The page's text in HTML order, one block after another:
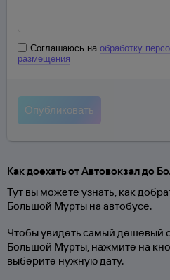
Соглашаюсь на обработку
размещения
Как доехать от Автовокзал до
Тут вы можете узнать, как
Большой Мурты на автобусе.
Чтобы увидеть самый дешевый
Большой Мурты, нажмите на
выберите нужную дату.